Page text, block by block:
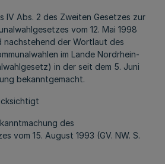
IV Abs. 2 des Zweiten Gesetzes zur
vom 12. Mai 1998
nachstehend der Wortlaut des
im Lande Nordrhein-
in der seit dem 5. Juni
bekanntgemacht.
des
vom 15. August 1993 (GV. NW. S.